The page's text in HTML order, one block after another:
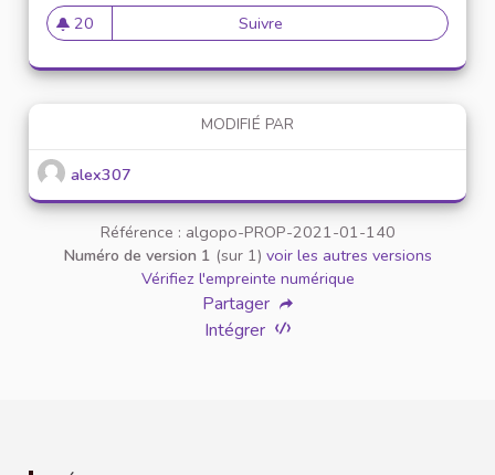
20
20 abonnés
Suivre Mise en place de référents
MODIFIÉ PAR
alex307
Référence : algopo-PROP-2021-01-140
Numéro de version 1 (sur 1) voir les autres versions
Vérifiez l'empreinte numérique
Partager
Intégrer